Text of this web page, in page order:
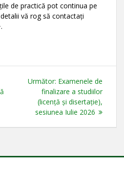
de practică pot continua pe
vă rog să contactați
Următor: Articolul
următor:
Examenele de
finalizare a studiilor
(licență și disertație),
sesiunea Iulie 2026